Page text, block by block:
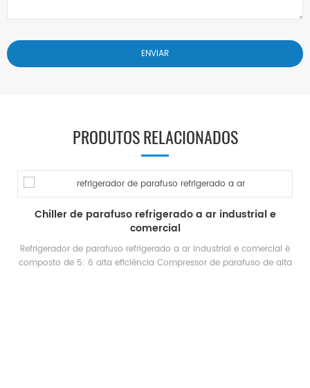
PRODUTOS RELACIONADOS
water cooled low temperature air conditioning unit
O resfriado a água baixa temperatura unidade de ar
condicionado adota três estágio Refrigeração e é descarregada